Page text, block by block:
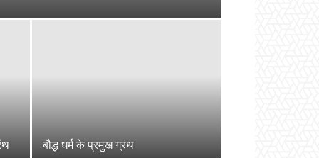
बौद्ध धर्म के प्रमुख ग्रंथ